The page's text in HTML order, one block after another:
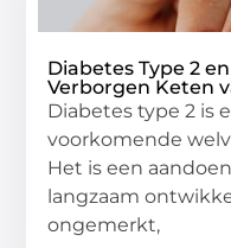
Diabetes Type 2
Verborgen Keten
Diabetes type 2 is
voorkomende
Het is een
langzaam
ongemerkt,